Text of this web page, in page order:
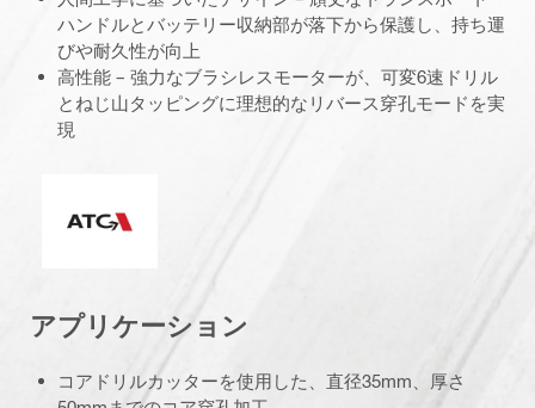
ハンドルとバッテリー収納部が落下から保護し、持ち運
びや耐久性が向上
高性能 – 強力なブラシレスモーターが、可変6速ドリル
とねじ山タッピングに理想的なリバース穿孔モードを実
現
アプリケーション
コアドリルカッターを使用した、直径35mm、厚さ